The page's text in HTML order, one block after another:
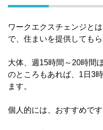
ワークエクスチェンジと
で、住まいを提供してもら
大体、週15時間～20時間
のところもあれば、1日3
ます。
個人的には、おすすめです